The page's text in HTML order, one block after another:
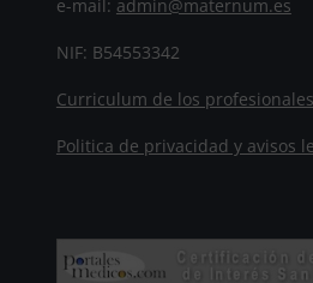
e-mail: admin@maternum.es
NIF: B54553342
Curriculum de los profesionales
Politica de privacidad y avisos